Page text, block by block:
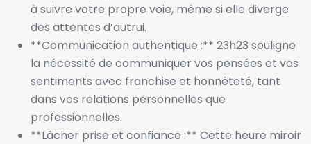
à suivre votre propre voie, même si elle diverge
des attentes d’autrui.
**Communication authentique :** 23h23 souligne
la nécessité de communiquer vos pensées et vos
sentiments avec franchise et honnêteté, tant
dans vos relations personnelles que
professionnelles.
**Lâcher prise et confiance :** Cette heure miroir